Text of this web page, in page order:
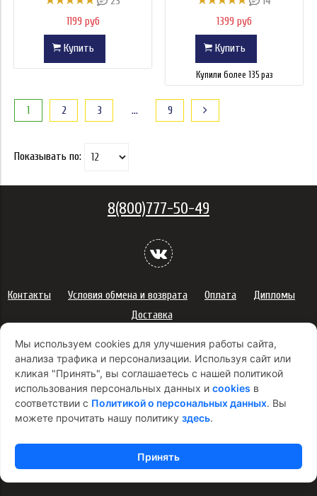
1199 руб
Купить
1399 руб
Купить
Купили более 135 раз
1 2 3 … 9
Показывать по:
Мы используем cookies для улучшения работы сайта,
анализа трафика и персонализации. Используя сайт или
кликая "Принять", вы соглашаетесь с нашей политикой
использования персональных данных и cookies в
соответствии с Политикой о персональных данных. Вы
можете прочитать нашу политику здесь.
Принять
8(800)777-50-49
Контакты Условия обмена и возврата Оплата
Дипломы
Доставка
Сертификаты
Оферта
Правила использования подарочных карт
Правила ухода за одеждой
Политика платежей
Условия использования Cookie-файлов